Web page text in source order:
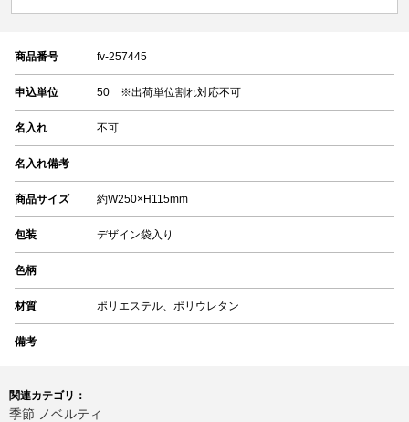
商品番号 fv-257445
申込単位 50 ※出荷単位割れ対応不可
名入れ 不可
名入れ備考
商品サイズ 約W250×H115mm
包装 デザイン袋入り
色柄
材質 ポリエステル、ポリウレタン
備考
関連カテゴリ：
季節 ノベルティ